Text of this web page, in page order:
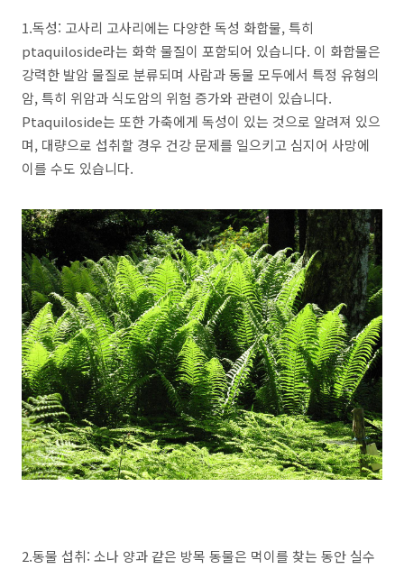
1.독성: 고사리 고사리에는 다양한 독성 화합물, 특히
ptaquiloside라는 화학 물질이 포함되어 있습니다. 이 화합물은
강력한 발암 물질로 분류되며 사람과 동물 모두에서 특정 유형의
암, 특히 위암과 식도암의 위험 증가와 관련이 있습니다.
Ptaquiloside는 또한 가축에게 독성이 있는 것으로 알려져 있으
며, 대량으로 섭취할 경우 건강 문제를 일으키고 심지어 사망에
이를 수도 있습니다.
2.동물 섭취: 소나 양과 같은 방목 동물은 먹이를 찾는 동안 실수